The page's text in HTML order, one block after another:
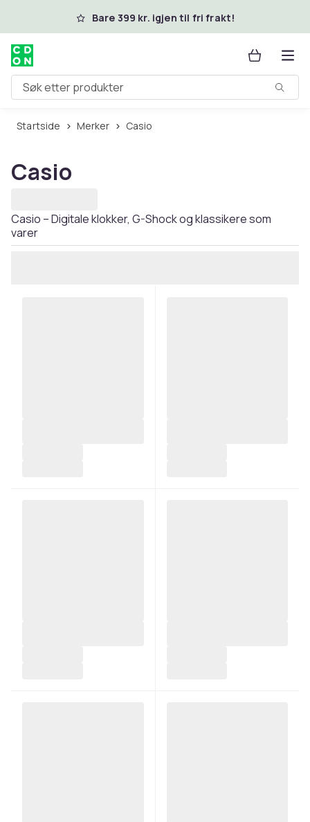
Hopp til hovedinnholdBare 399 kr. igjen til fri frakt!
Søk etter produkter
Startside Merker Casio
Casio
Casio – Digitale klokker, G-Shock og klassikere som
varer